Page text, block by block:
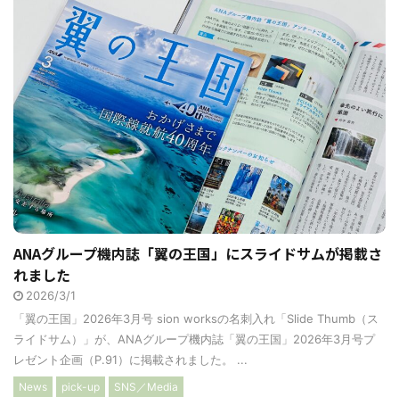
ANAグループ機内誌「翼の王国」にスライドサムが掲載さ
れました
2026/3/1
「翼の王国」2026年3月号 sion worksの名刺入れ「Slide Thumb（ス
ライドサム）」が、ANAグループ機内誌「翼の王国」2026年3月号プ
レゼント企画（P.91）に掲載されました。 ...
News pick-up SNS／Media